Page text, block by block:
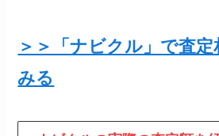
＞＞「ナビクル」で査
みる